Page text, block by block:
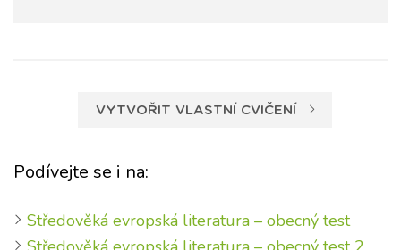
VYTVOŘIT VLASTNÍ CVIČENÍ
Podívejte se i na:
Středověká evropská literatura – obecný test